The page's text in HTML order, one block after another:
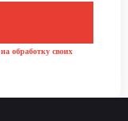
обработку своих